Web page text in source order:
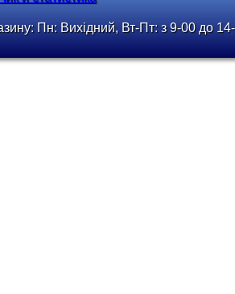
Пн: Вихідний, Вт-Пт: з 9-00 до